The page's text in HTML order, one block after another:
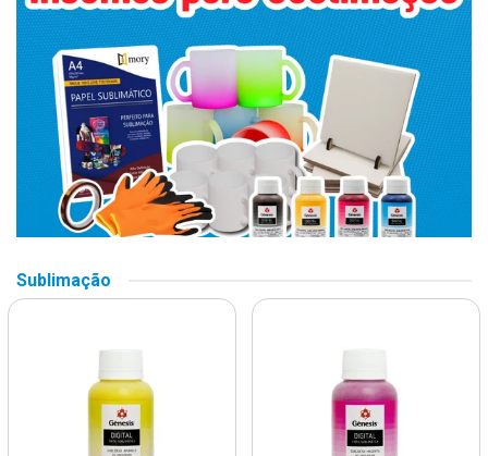
Sublimação